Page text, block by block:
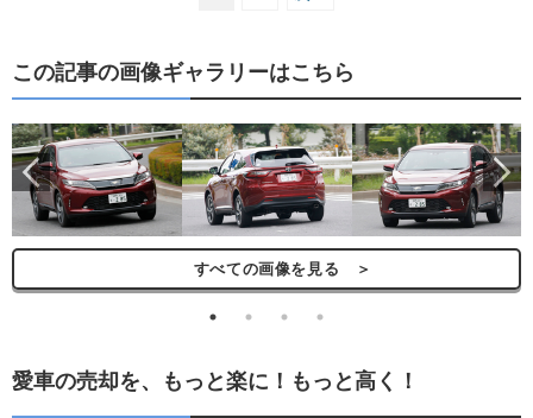
この記事の画像ギャラリーはこちら
すべての画像を見る ＞
愛車の売却を、もっと楽に！もっと高く！